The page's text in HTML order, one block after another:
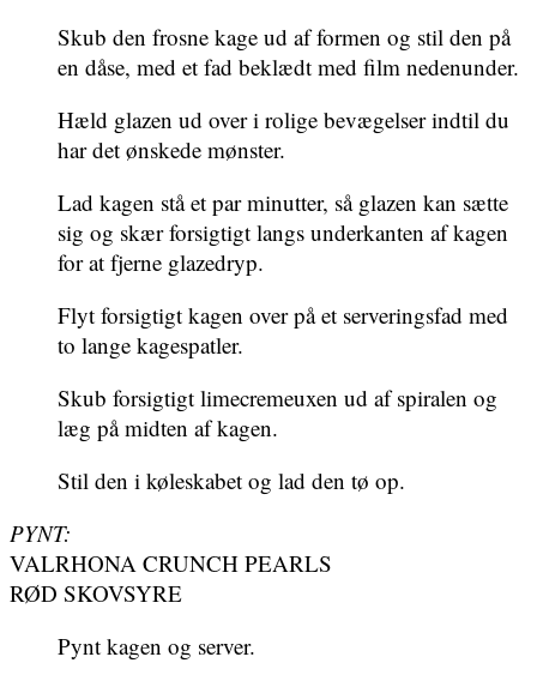
Skub den frosne kage ud af formen og stil den på
en dåse, med et fad beklædt med film nedenunder.
Hæld glazen ud over i rolige bevægelser indtil du
har det ønskede mønster.
Lad kagen stå et par minutter, så glazen kan sætte
sig og skær forsigtigt langs underkanten af kagen
for at fjerne glazedryp.
Flyt forsigtigt kagen over på et serveringsfad med
to lange kagespatler.
Skub forsigtigt limecremeuxen ud af spiralen og
læg på midten af kagen.
Stil den i køleskabet og lad den tø op.
PYNT:
VALRHONA CRUNCH PEARLS
RØD SKOVSYRE
Pynt kagen og server.